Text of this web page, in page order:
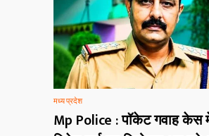
मध्य प्रदेश
Mp Police : पॉकेट गवाह केस